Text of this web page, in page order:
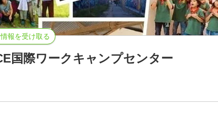
報を受け取る
国際ワークキャンプセンター